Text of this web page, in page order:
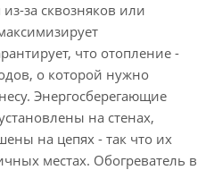
из-за сквозняков или
что отопление -
о которой нужно
Энергосберегающие
на стенах,
на цепях - так что их
местах. Обогреватель в